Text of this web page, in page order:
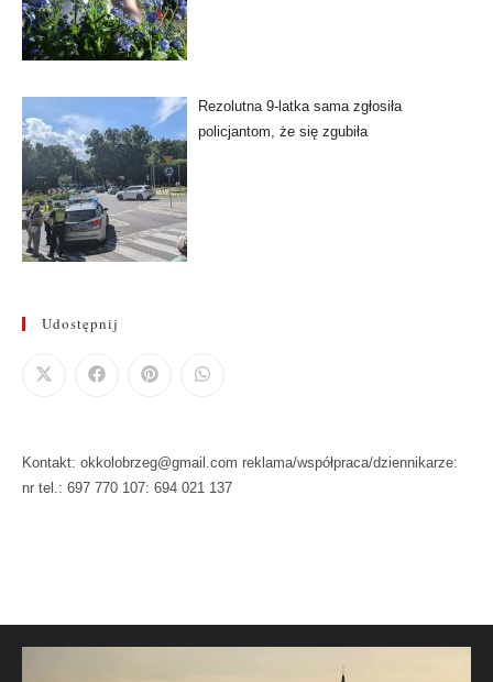
Rezolutna 9-latka sama zgłosiła
policjantom, że się zgubiła
Udostępnij
Kontakt: okkolobrzeg@gmail.com reklama/współpraca/dziennikarze:
nr tel.: 697 770 107: 694 021 137